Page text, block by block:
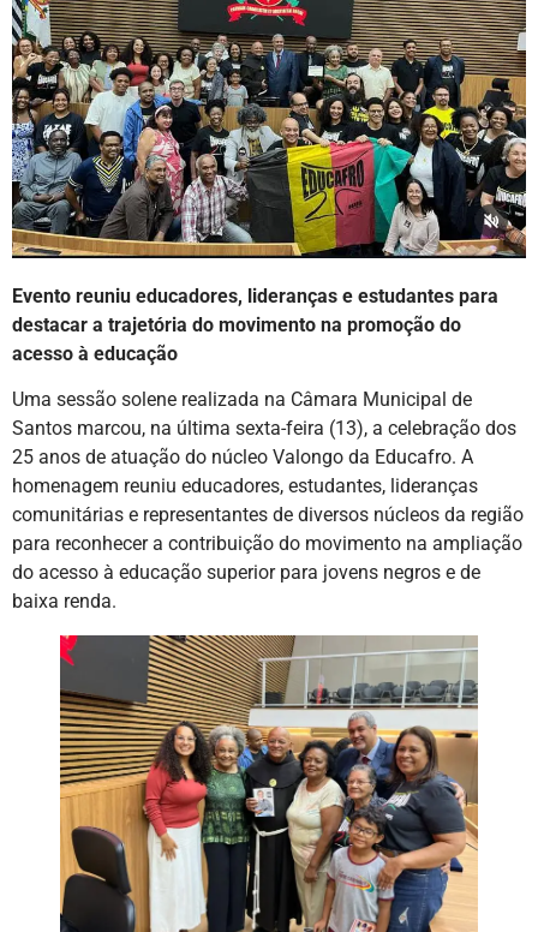
Evento reuniu educadores, lideranças e estudantes para
destacar a trajetória do movimento na promoção do
acesso à educação
Uma sessão solene realizada na Câmara Municipal de
Santos marcou, na última sexta-feira (13), a celebração dos
25 anos de atuação do núcleo Valongo da Educafro. A
homenagem reuniu educadores, estudantes, lideranças
comunitárias e representantes de diversos núcleos da região
para reconhecer a contribuição do movimento na ampliação
do acesso à educação superior para jovens negros e de
baixa renda.